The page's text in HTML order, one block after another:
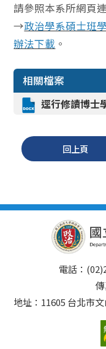
請參照本系所網頁
→政治學系碩士班
辦法下載 。
相關檔案
逕行修讀博士
回上頁
電話：
地址：11605 台北市